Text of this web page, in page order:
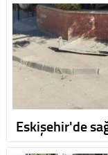
Eskişehir'de